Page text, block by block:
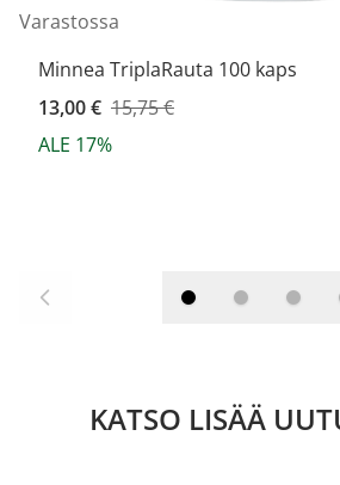
Varastossa
Minnea TriplaRauta 100 kaps
Kampanjahinta
13,00 € 15,75 €
ALE 17%
KATSO LISÄÄ